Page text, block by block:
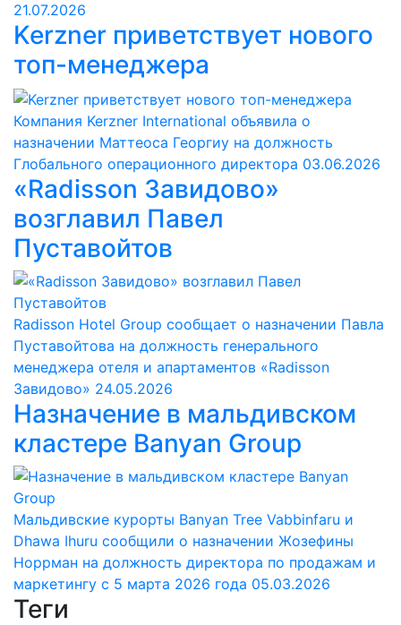
21.07.2026
Kerzner приветствует нового
топ-менеджера
Компания Kerzner International объявила о
назначении Маттеоса Георгиу на должность
Глобального операционного директора 03.06.2026
«Radisson Завидово»
возглавил Павел
Пуставойтов
Radisson Hotel Group сообщает о назначении Павла
Пуставойтова на должность генерального
менеджера отеля и апартаментов «Radisson
Завидово» 24.05.2026
Назначение в мальдивском
кластере Banyan Group
Мальдивские курорты Banyan Tree Vabbinfaru и
Dhawa Ihuru сообщили о назначении Жозефины
Норрман на должность директора по продажам и
маркетингу с 5 марта 2026 года 05.03.2026
Теги